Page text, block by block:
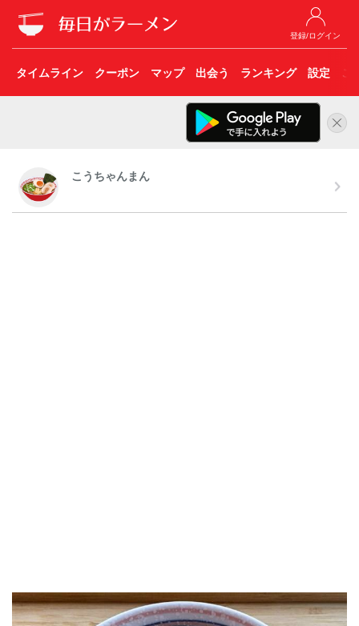
登録/ログイン
タイムライン クーポン マップ 出会う ランキング 設定 こ
こうちゃんまん